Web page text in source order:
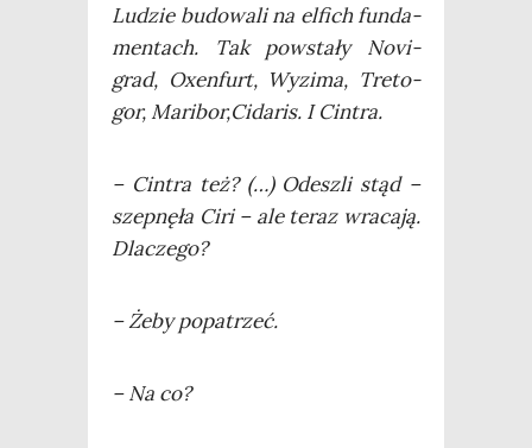
Ludzie budo­wa­li na elfich fun­da­
men­tach. Tak powsta­ły Novi­
grad, Oxen­furt, Wyzi­ma, Tre­to­
gor, Maribor,Cidaris. I Cintra.
– Cin­tra też? (…) Ode­szli stąd –
szep­nę­ła Ciri – ale teraz wra­ca­ją.
Dlaczego?
– Żeby popatrzeć.
– Na co?